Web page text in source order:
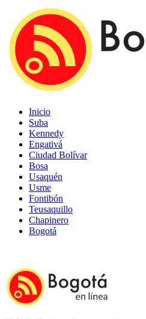
Inicio
Suba
Kennedy
Engativá
Ciudad Bolívar
Bosa
Usaquén
Usme
Fontibón
Teusaquillo
Chapinero
Bogotá